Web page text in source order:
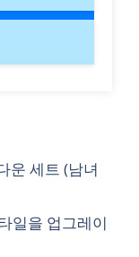
운 세트 (남녀
일을 업그레이